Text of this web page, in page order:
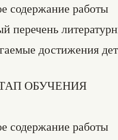
содержание работы
перечень
достижения
ОБУЧЕНИЯ
содержание работы